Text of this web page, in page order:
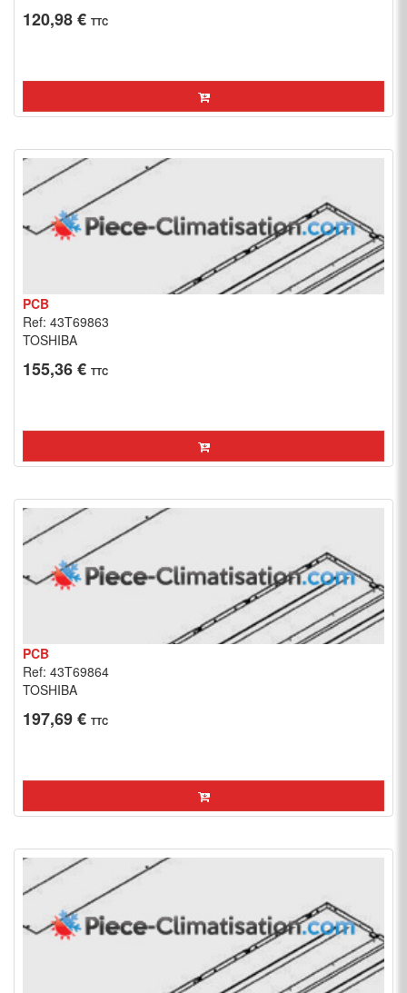
120,98 € TTC
PCB
Ref: 43T69863
TOSHIBA
155,36 € TTC
PCB
Ref: 43T69864
TOSHIBA
197,69 € TTC